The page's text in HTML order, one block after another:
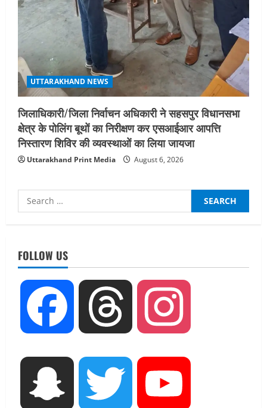
UTTARAKHAND NEWS
जिलाधिकारी/जिला निर्वाचन अधिकारी ने सहसपुर विधानसभा
क्षेत्र के पोलिंग बूथों का निरीक्षण कर एसआईआर आपत्ति
निस्तारण शिविर की व्यवस्थाओं का लिया जायजा
Uttarakhand Print Media August 6, 2026
Search
for:
FOLLOW US
Facebook Threads
Snapchat Twitter
August 7, 2026
UTTARAKHAND NEWS
जिलाधिकारी/जिला निर्वाचन अधिकारी ने
सहसपुर विधानसभा क्षेत्र के पोलिंग बूथों का
August 6, 2026
UTTARAKHAND NEWS
तीलू रौतेली पुरस्कार के लिए 13 वीरांगनाओं का